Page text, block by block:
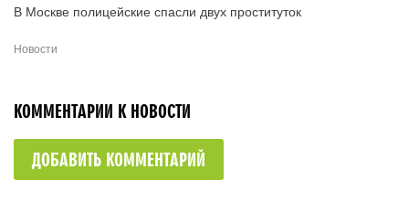
В Москве полицейские спасли двух проституток
Новости
КОММЕНТАРИИ К НОВОСТИ
ДОБАВИТЬ КОММЕНТАРИЙ